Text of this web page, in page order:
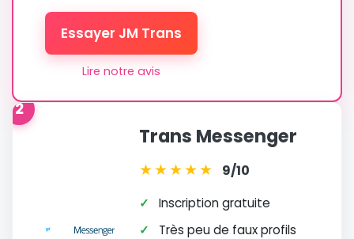
Essayer JM Trans
Lire notre avis
2
Trans Messenger
★★★★★ 9/10
✓
Inscription gratuite
✓
Très peu de faux profils